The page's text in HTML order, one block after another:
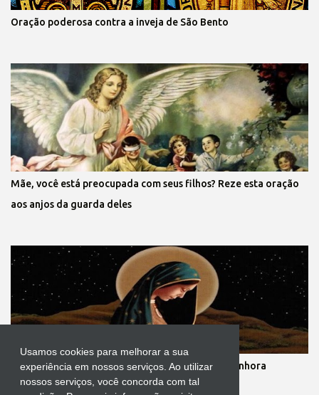
Usamos cookies para melhorar a sua
experiência em nossos serviços. Ao utilizar
nossos serviços, você concorda com tal
Oração poderosa contra a inveja de São Bento
Mãe, você está preocupada com seus filhos? Reze esta oração
aos anjos da guarda deles
Novena dos nove meses de gestação de Nossa Senhora